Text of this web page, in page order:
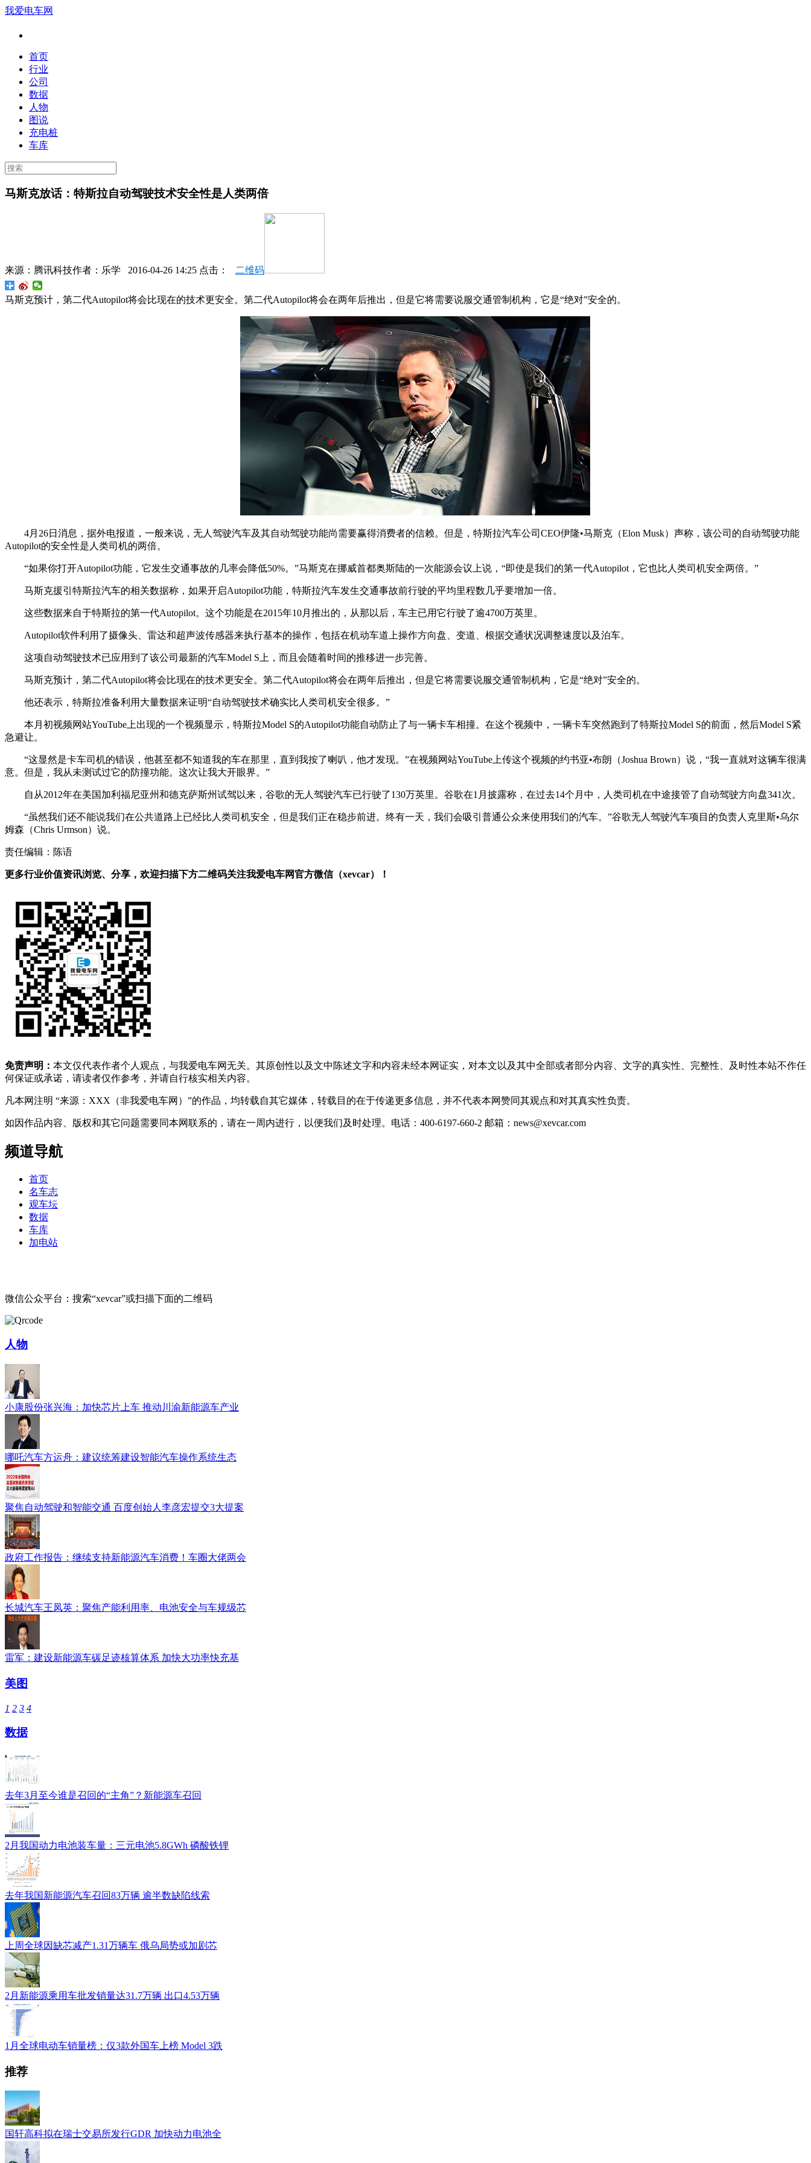
我爱电车网
首页
行业
公司
数据
人物
图说
充电桩
车库
马斯克放话：特斯拉自动驾驶技术安全性是人类两倍
来源： 腾讯科技作者： 乐学 2016-04-26 14:25 点击： 二维码
马斯克预计，第二代Autopilot将会比现在的技术更安全。第二代Autopilot将会在两年后推出，但是它将需要说服交通管制机构，它是“绝对”安全的。
4月26日消息，据外电报道，一般来说，无人驾驶汽车及其自动驾驶功能尚需要赢得消费者的信赖。但是，特斯拉汽车公司CEO伊隆•马斯克（Elon Musk）声称，该公司的自动驾驶功能
Autopilot的安全性是人类司机的两倍。
“如果你打开Autopilot功能，它发生交通事故的几率会降低50%。”马斯克在挪威首都奥斯陆的一次能源会议上说，“即使是我们的第一代Autopilot，它也比人类司机安全两倍。”
马斯克援引特斯拉汽车的相关数据称，如果开启Autopilot功能，特斯拉汽车发生交通事故前行驶的平均里程数几乎要增加一倍。
这些数据来自于特斯拉的第一代Autopilot。这个功能是在2015年10月推出的，从那以后，车主已用它行驶了逾4700万英里。
Autopilot软件利用了摄像头、雷达和超声波传感器来执行基本的操作，包括在机动车道上操作方向盘、变道、根据交通状况调整速度以及泊车。
这项自动驾驶技术已应用到了该公司最新的汽车Model S上，而且会随着时间的推移进一步完善。
马斯克预计，第二代Autopilot将会比现在的技术更安全。第二代Autopilot将会在两年后推出，但是它将需要说服交通管制机构，它是“绝对”安全的。
他还表示，特斯拉准备利用大量数据来证明“自动驾驶技术确实比人类司机安全很多。”
本月初视频网站YouTube上出现的一个视频显示，特斯拉Model S的Autopilot功能自动防止了与一辆卡车相撞。在这个视频中，一辆卡车突然跑到了特斯拉Model S的前面，然后Model S紧
急避让。
“这显然是卡车司机的错误，他甚至都不知道我的车在那里，直到我按了喇叭，他才发现。”在视频网站YouTube上传这个视频的约书亚•布朗（Joshua Brown）说，“我一直就对这辆车很满
意。但是，我从未测试过它的防撞功能。这次让我大开眼界。”
自从2012年在美国加利福尼亚州和德克萨斯州试驾以来，谷歌的无人驾驶汽车已行驶了130万英里。谷歌在1月披露称，在过去14个月中，人类司机在中途接管了自动驾驶方向盘341次。
“虽然我们还不能说我们在公共道路上已经比人类司机安全，但是我们正在稳步前进。终有一天，我们会吸引普通公众来使用我们的汽车。”谷歌无人驾驶汽车项目的负责人克里斯•乌尔
姆森（Chris Urmson）说。
责任编辑：陈语
更多行业价值资讯浏览、分享，欢迎扫描下方二维码关注我爱电车网官方微信（xevcar）！
免责声明： 本文仅代表作者个人观点，与我爱电车网无关。其原创性以及文中陈述文字和内容未经本网证实，对本文以及其中全部或者部分内容、文字的真实性、完整性、及时性本站不作任
何保证或承诺，请读者仅作参考，并请自行核实相关内容。
凡本网注明 “来源：XXX（非我爱电车网）”的作品，均转载自其它媒体，转载目的在于传递更多信息，并不代表本网赞同其观点和对其真实性负责。
如因作品内容、版权和其它问题需要同本网联系的，请在一周内进行，以便我们及时处理。电话：400-6197-660-2 邮箱：news@xevcar.com
频道导航
首页
名车志
观车坛
数据
车库
加电站
微信公众平台：搜索“xevcar”或扫描下面的二维码
人物
小康股份张兴海：加快芯片上车 推动川渝新能源车产业
哪吒汽车方运舟：建议统筹建设智能汽车操作系统生态
聚焦自动驾驶和智能交通 百度创始人李彦宏提交3大提案
政府工作报告：继续支持新能源汽车消费！车圈大佬两会
长城汽车王凤英：聚焦产能利用率、电池安全与车规级芯
雷军：建设新能源车碳足迹核算体系 加快大功率快充基
美图
1 2 3 4
数据
去年3月至今谁是召回的“主角”？新能源车召回
2月我国动力电池装车量：三元电池5.8GWh 磷酸铁锂
去年我国新能源汽车召回83万辆 逾半数缺陷线索
上周全球因缺芯减产1.31万辆车 俄乌局势或加剧芯
2月新能源乘用车批发销量达31.7万辆 出口4.53万辆
1月全球电动车销量榜：仅3款外国车上榜 Model 3跌
推荐
国轩高科拟在瑞士交易所发行GDR 加快动力电池全